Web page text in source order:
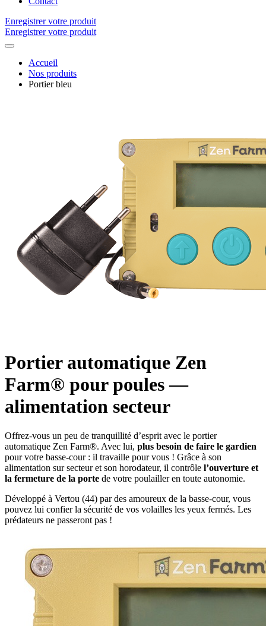
Enregistrer votre produit
Enregistrer votre produit
Accueil
Nos produits
Portier bleu
Portier automatique Zen
Farm® pour poules —
alimentation secteur
Offrez-vous un peu de tranquillité d’esprit avec le portier
automatique Zen Farm®. Avec lui, plus besoin de faire le gardien
pour votre basse-cour : il travaille pour vous ! Grâce à son
alimentation sur secteur et son horodateur, il contrôle l’ouverture et
la fermeture de la porte de votre poulailler en toute autonomie.
Développé à Vertou (44) par des amoureux de la basse-cour, vous
pouvez lui confier la sécurité de vos volailles les yeux fermés. Les
prédateurs ne passeront pas !